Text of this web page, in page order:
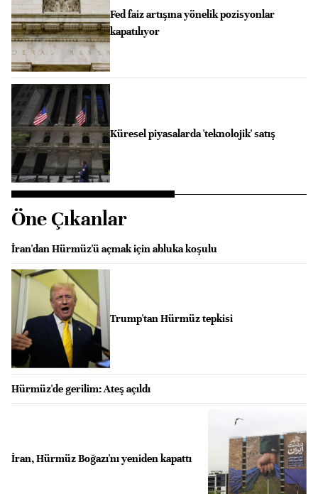
Fed faiz artışına yönelik pozisyonlar
kapatılıyor
Küresel piyasalarda 'teknolojik' satış
Öne Çıkanlar
İran'dan Hürmüz'ü açmak için abluka koşulu
Trump'tan Hürmüz tepkisi
Hürmüz'de gerilim: Ateş açıldı
İran, Hürmüz Boğazı'nı yeniden kapattı